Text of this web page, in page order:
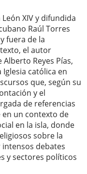
XIV y difundida
Raúl Torres
fuera de la
el autor
Reyes Pías,
Iglesia católica en
que, según su
y el
de referencias
en un contexto de
en la isla, donde
sobre la
debates
y sectores políticos